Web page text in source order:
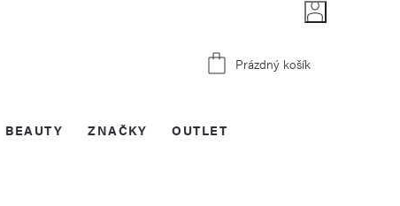
Nákupní
Prázdný košík
BEAUTY OUTLET
ZNAČKY